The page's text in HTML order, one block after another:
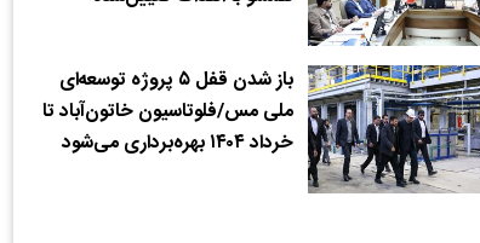
باز شدن قفل ۵ پروژه توسعه‌ای
ملی مس/فلوتاسیون خاتون‌آباد تا
خرداد ۱۴۰۴ بهره‌برداری می‌شود